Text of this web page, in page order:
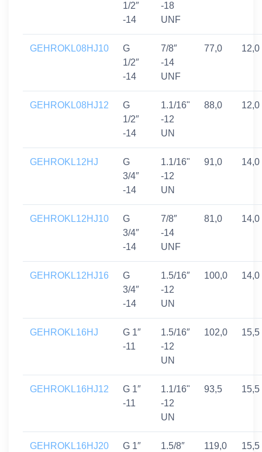
1/2″
-14
-18
UNF
GEHROKL08HJ10
G
1/2″
-14
7/8″
-14
UNF
77,0 12,0
GEHROKL08HJ12
G
1/2″
-14
1.1/16"
-12
UN
88,0 12,0
GEHROKL12HJ
G
3/4″
-14
1.1/16"
-12
UN
91,0 14,0
GEHROKL12HJ10
G
3/4″
-14
7/8″
-14
UNF
81,0 14,0
GEHROKL12HJ16
G
3/4″
-14
1.5/16″
-12
UN
100,0 14,0
GEHROKL16HJ
G 1″
-11
1.5/16″
-12
UN
102,0 15,5
GEHROKL16HJ12
G 1″
-11
1.1/16"
-12
UN
93,5 15,5
GEHROKL16HJ20
G 1″
1.5/8″
119,0 15,5